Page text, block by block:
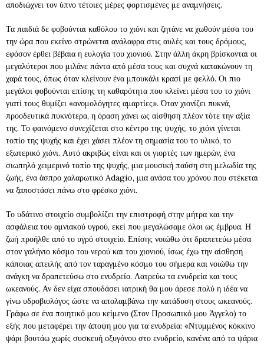
αποδιώχνει τον ύπνο τέτοιες μέρες φορτισμένες με αναμνήσεις.
Τα παιδιά δε φοβούνται καθόλου το χιόνι και ζητάνε να χωθούν μέσα του
την ώρα που εκείνο στρώνεται ανάλαφρα στις αυλές και τους δρόμους,
εφόσον έρθει βέβαια η ευλογία του χιονιού. Στην άλλη άκρη βρίσκονται οι
μεγαλύτεροι που μιλάνε πάντα από μέσα τους και συχνά καπακώνουν τη
χαρά τους, όπως όταν κλείνουν ένα μπουκάλι κρασί με φελλό. Οι πιο
μεγάλοι φοβούνται επίσης τη καθαρότητα που κλείνει μέσα του το χιόνι
γιατί τους θυμίζει «ανομολόγητες αμαρτίες». Όταν χιονίζει πυκνά,
προοδευτικά πυκνότερα, η όραση χάνει ως αίσθηση πλέον τότε την αξία
της. Το φαινόμενο συνεχίζεται στο κέντρο της ψυχής, το χιόνι γίνεται
τοπίο της ψυχής και έχει χάσει πλέον τη σημασία του το υλικό, το
εξωτερικό χιόνι. Αυτό ακριβώς είναι και οι γιορτές των ημερών, ένα
σιωπηλό χειμερινό τοπίο της ψυχής, μια μουσική παύση στη μελωδία της
ζωής, ένα άσπρο χαλαρωτικό Adagio, μια ανάσα του χρόνου που στέκεται
να ξαποστάσει πάνω στο φρέσκο χιόνι.
Το υδάτινο στοιχείο συμβολίζει την επιστροφή στην μήτρα και την
ασφάλεια του αμνιακού υγρού, εκεί που μεγαλώσαμε όλοι ως έμβρυα. Η
ζωή προήλθε από το υγρό στοιχείο. Επίσης νοιώθω ότι δραπετεύω μέσα
στον γαλήνιο κόσμο του νερού και του χιονιού, ίσως έχω την αίσθηση
κάποιας απειλής από τον ταραγμένο κόσμο του σήμερα και νοιώθω την
ανάγκη να δραπετεύσω στο ενυδρείο. Λατρεύω τα ενυδρεία και τους
ωκεανούς. Αν δεν είχα σπουδάσει ιατρική θα μου άρεσε πολύ η ιδέα να
γίνω υδροβιολόγος ώστε να απολαμβάνω την κατάδυση στους ωκεανούς.
Γράφω σε ένα ποιητικό μου κείμενο (Στον Προσωπικό μου Άγγελο) το
εξής που μεταφέρει την άποψη μου για τα ενυδρεία: «Ντυμμένος κόκκινο
ψάρι βουτάω χωρίς συσκευή οξυγόνου στο ενυδρείο, κανένα από τα ψάρια